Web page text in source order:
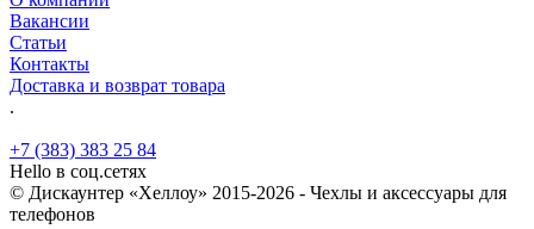
Вакансии
Статьи
Контакты
Доставка и возврат товара
.
+7 (383) 383 25 84
Hello в соц.сетях
© Дискаунтер «Хеллоу» 2015-2026 - Чехлы и аксессуары для
телефонов